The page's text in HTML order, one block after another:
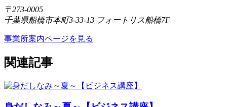
〒273-0005
千葉県船橋市本町3-33-13 フォートリス船橋7F
事業所案内ページを見る
関連記事